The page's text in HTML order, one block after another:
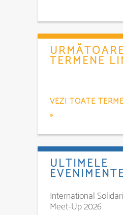
TERMENE
VEZI TOATE
»
ULTIMELE
International
Meet-Up 2026